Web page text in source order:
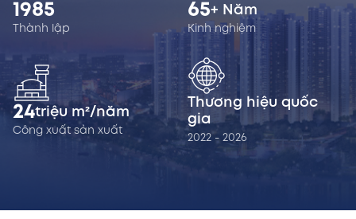
1985
Thành lập
65+ Năm
Kinh nghiệm
24triệu m²/năm
Công xuất sản xuất
Thương hiệu quốc
gia
2022 - 2026